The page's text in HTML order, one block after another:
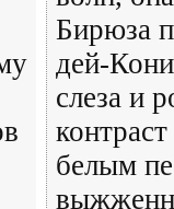
Бирюза
дей-
слеза и
белым